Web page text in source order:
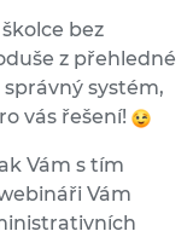
bez
z přehledné
systém,
vás řešení!
Vám s tím
Vám